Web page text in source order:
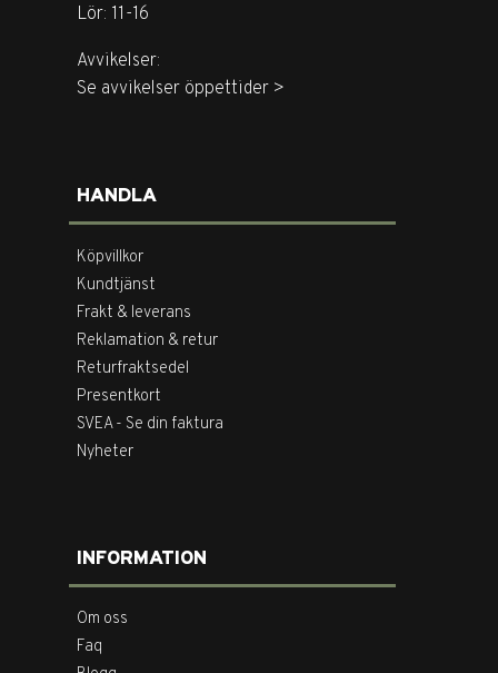
Lör: 11-16
Avvikelser:
Se avvikelser öppettider >
HANDLA
Köpvillkor
Kundtjänst
Frakt & leverans
Reklamation & retur
Returfraktsedel
Presentkort
SVEA - Se din faktura
Nyheter
INFORMATION
Om oss
Faq